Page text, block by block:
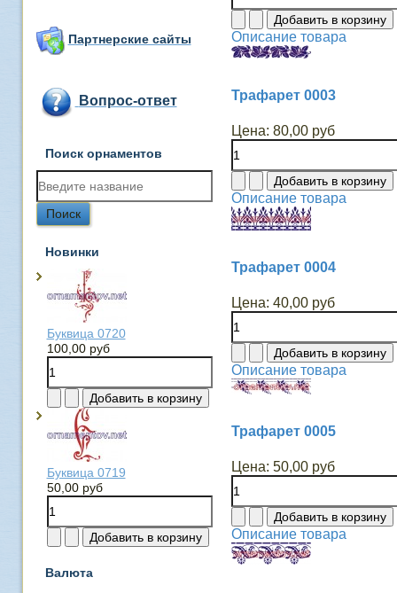
Партнерские сайты
Вопрос-ответ
Поиск орнаментов
Новинки
Буквица 0720
100,00 руб
Буквица 0719
50,00 руб
Валюта
Описание товара
Трафарет 0003
Цена: 80,00 руб
Описание товара
Трафарет 0004
Цена: 40,00 руб
Описание товара
Трафарет 0005
Цена: 50,00 руб
Описание товара